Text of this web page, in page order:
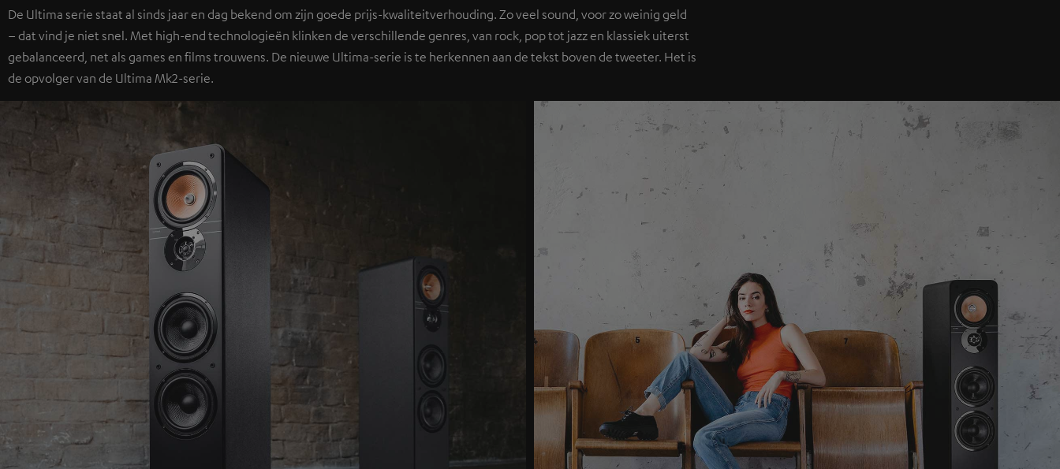
De Ultima serie staat al sinds jaar en dag bekend om zijn goede prijs-kwaliteitverhouding. Zo veel sound, voor zo weinig geld
– dat vind je niet snel. Met high-end technologieën klinken de verschillende genres, van rock, pop tot jazz en klassiek uiterst
gebalanceerd, net als games en films trouwens. De nieuwe Ultima-serie is te herkennen aan de tekst boven de tweeter. Het is
de opvolger van de Ultima Mk2-serie.